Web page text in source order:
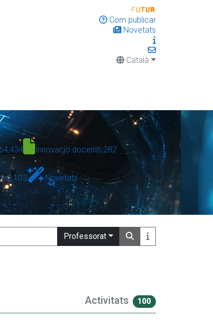
Com publicar
Novetats
Català
Innovació docent6,282
3,103 Novetats
Professorat
Activitats 100